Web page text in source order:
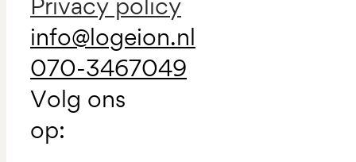
info@logeion.nl
070-3467049
Volg ons
op: